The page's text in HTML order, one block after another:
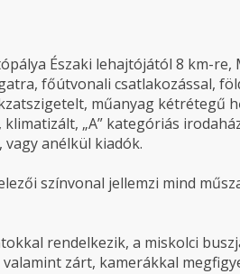
Északi lehajtójától 8 km-re,
főútvonali csatlakozással,
műanyag kétrétegű
„A” kategóriás
anélkül kiadók.
színvonal jellemzi mind
rendelkezik, a miskolci
zárt, kamerákkal